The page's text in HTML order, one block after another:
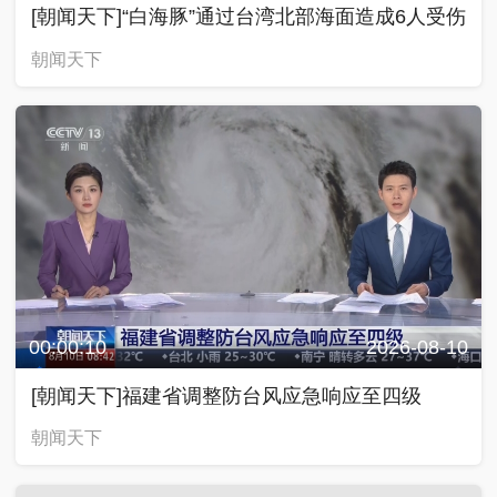
00:00:10 2026-08-10
[朝闻天下]福建省调整防台风应急响应至四级
朝闻天下